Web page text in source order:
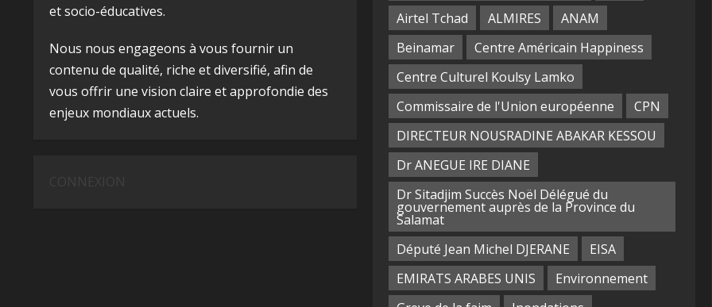
et socio-éducatives.
Nous nous engageons à vous fournir un
contenu de qualité, riche et diversifié, afin de
vous offrir une vision claire et approfondie des
enjeux mondiaux actuels.
Airtel Tchad
ALMIRES
ANAM
Beinamar
Centre Américain Happiness
Centre Culturel Koulsy Lamko
Commissaire de l'Union européenne
CPN
DIRECTEUR NOUSRADINE ABAKAR KESSOU
Dr ANEGUE IRE DIANE
Dr Sitadjim Succès Noël Délégué du
gouvernement auprès de la Province du
Salamat
Député Jean Michel DJERANE
EISA
EMIRATS ARABES UNIS
Environnement